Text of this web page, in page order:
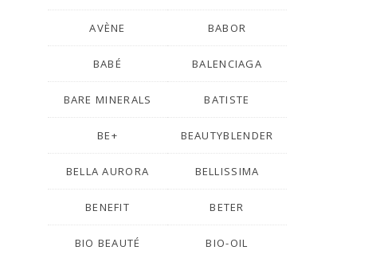
AVÈNE BABOR
BABÉ BALENCIAGA
BARE MINERALS BATISTE
BE+ BEAUTYBLENDER
BELLA AURORA BELLISSIMA
BENEFIT BETER
BIO BEAUTÉ BIO-OIL